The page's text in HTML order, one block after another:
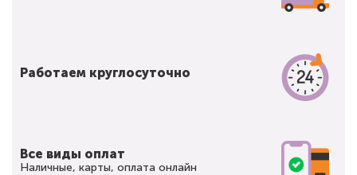
Работаем круглосуточно
Все виды оплат
Наличные, карты, оплата онлайн